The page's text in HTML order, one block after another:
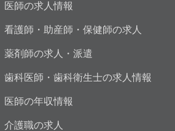
医師の求人情報
看護師・助産師・保健師の求人
薬剤師の求人・派遣
歯科医師・歯科衛生士の求人情報
医師の年収情報
介護職の求人